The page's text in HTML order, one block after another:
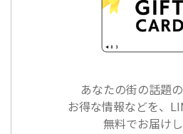
あなたの街の話題
お得な情報などを、
無料でお届けし